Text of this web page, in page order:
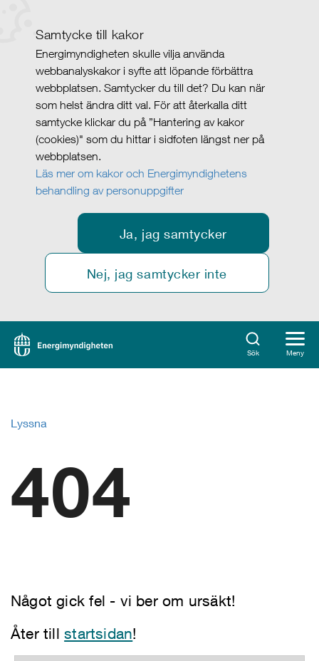
Samtycke till kakor
Energimyndigheten skulle vilja använda
webbanalyskakor i syfte att löpande förbättra
webbplatsen. Samtycker du till det? Du kan när
som helst ändra ditt val. För att återkalla ditt
samtycke klickar du på ”Hantering av kakor
(cookies)" som du hittar i sidfoten längst ner på
webbplatsen.
Läs mer om kakor och Energimyndighetens
behandling av personuppgifter
Ja, jag samtycker
Nej, jag samtycker inte
Sök Meny
Lyssna
404
Något gick fel - vi ber om ursäkt!
Åter tillstartsidan!